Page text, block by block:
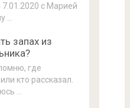
с Марией
…
запах из
где
кто рассказал.
…